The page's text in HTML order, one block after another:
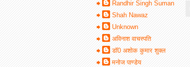
Randhir Singh Suman
Shah Nawaz
Unknown
अविनाश वाचस्पति
डॉ0 अशोक कुमार शुक्ल
मनोज पाण्डेय